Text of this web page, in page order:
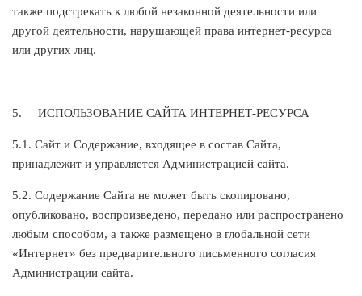
также подстрекать к любой незаконной деятельности или
другой деятельности, нарушающей права интернет-ресурса
или других лиц.
5. ИСПОЛЬЗОВАНИЕ САЙТА ИНТЕРНЕТ-РЕСУРСА
5.1. Сайт и Содержание, входящее в состав Сайта,
принадлежит и управляется Администрацией сайта.
5.2. Содержание Сайта не может быть скопировано,
опубликовано, воспроизведено, передано или распространено
любым способом, а также размещено в глобальной сети
«Интернет» без предварительного письменного согласия
Администрации сайта.